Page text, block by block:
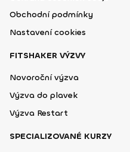
Obchodní podmínky
Nastavení cookies
FITSHAKER VÝZVY
Novoroční výzva
Výzva do plavek
Výzva Restart
SPECIALIZOVANÉ KURZY